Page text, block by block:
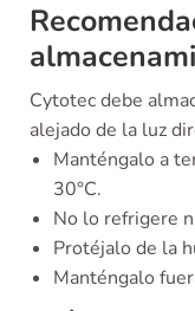
Cytotec debe
alejado de la luz
Manténgalo a
30°C.
No lo refrigere
Protéjalo de la
Manténgalo